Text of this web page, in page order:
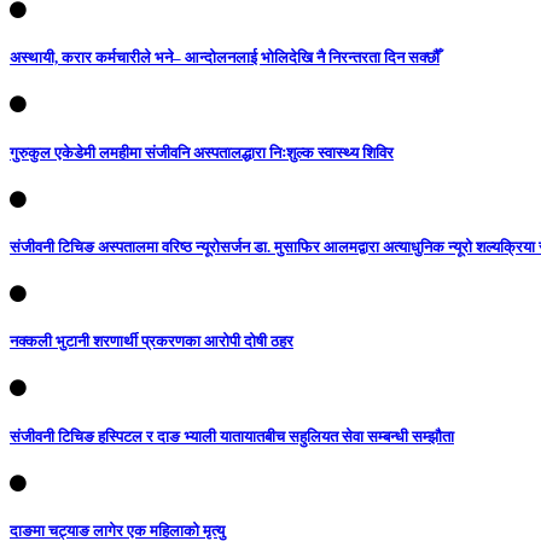
अस्थायी, करार कर्मचारीले भने– आन्दोलनलाई भोलिदेखि नै निरन्तरता दिन सक्छौँ
गुरुकुल एकेडेमी लमहीमा संजीवनि अस्पतालद्धारा निःशुल्क स्वास्थ्य शिविर
संजीवनी टिचिङ अस्पतालमा वरिष्ठ न्यूरोसर्जन डा. मुसाफिर आलमद्वारा अत्याधुनिक न्यूरो
नक्कली भुटानी शरणार्थी प्रकरणका आरोपी दोषी ठहर
संजीवनी टिचिङ हस्पिटल र दाङ भ्याली यातायातबीच सहुलियत सेवा सम्बन्धी सम्झौता
दाङमा चट्याङ लागेर एक महिलाको मृत्यु